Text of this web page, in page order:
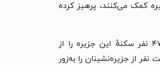
کمک می‌کنند، پرهیز کرده
اما واقعیت چه بوده است؟ جزیرهٔ مالاگا از میانهٔ قرن ۱۹ تا سال ۱۹۱۲ میلادی، یعنی پیش از آنکه به دستور فرمانداری ایالت مِین ۴۷ نفر سکنهٔ این جزیره را از
از جزیره‌نشینان را به‌زور